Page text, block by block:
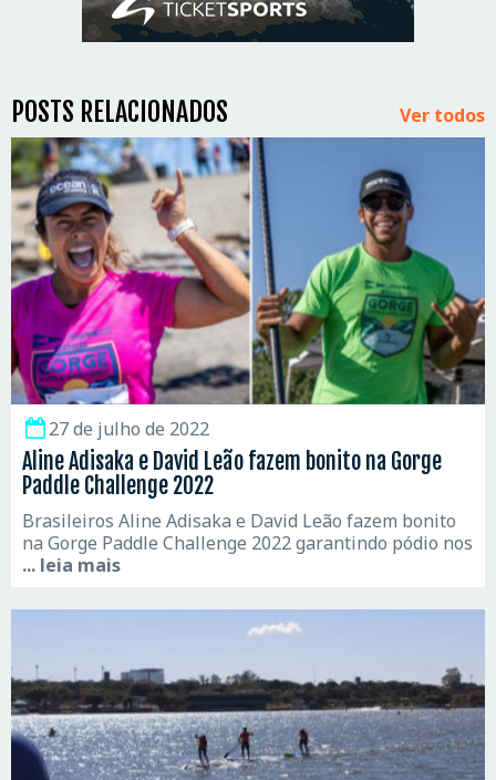
POSTS RELACIONADOS Ver todos
27 de julho de 2022
Aline Adisaka e David Leão fazem bonito na Gorge
Paddle Challenge 2022
Brasileiros Aline Adisaka e David Leão fazem bonito
na Gorge Paddle Challenge 2022 garantindo pódio nos
... leia mais